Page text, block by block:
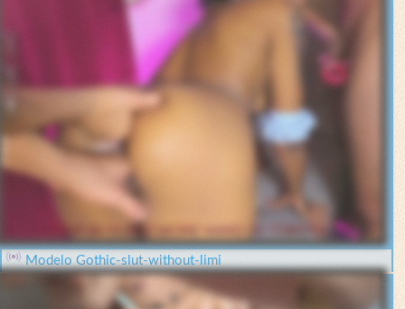
Modelo Gothic-slut-without-limi